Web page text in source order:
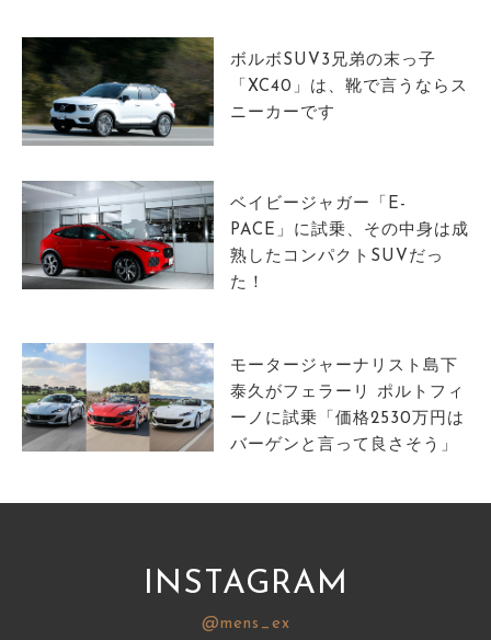
ボルボSUV3兄弟の末っ子
「XC40」は、靴で言うならス
ニーカーです
ベイビージャガー「E-
PACE」に試乗、その中身は成
熟したコンパクトSUVだっ
た！
モータージャーナリスト島下
泰久がフェラーリ ポルトフィ
ーノに試乗「価格2530万円は
バーゲンと言って良さそう」
INSTAGRAM
@mens_ex